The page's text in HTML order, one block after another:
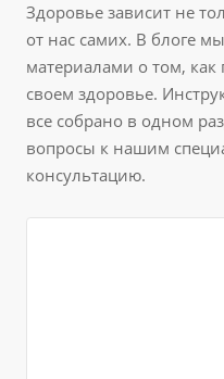
Здоровье зависит не
от нас самих. В блоге
материалами о том, как
своем здоровье.
все собрано в одном
вопросы к нашим
консультацию.